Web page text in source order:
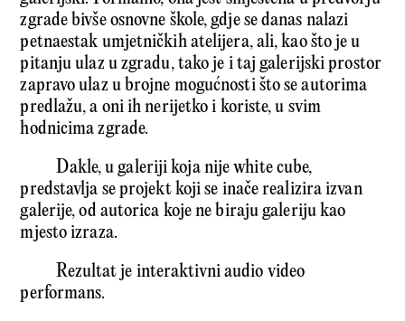
zgrade bivše osnovne škole, gdje se danas nalazi
petnaestak umjetničkih atelijera, ali, kao što je u
pitanju ulaz u zgradu, tako je i taj galerijski prostor
zapravo ulaz u brojne mogućnosti što se autorima
predlažu, a oni ih nerijetko i koriste, u svim
hodnicima zgrade.
Dakle, u galeriji koja nije white cube,
predstavlja se projekt koji se inače realizira izvan
galerije, od autorica koje ne biraju galeriju kao
mjesto izraza.
Rezultat je interaktivni audio video
performans.